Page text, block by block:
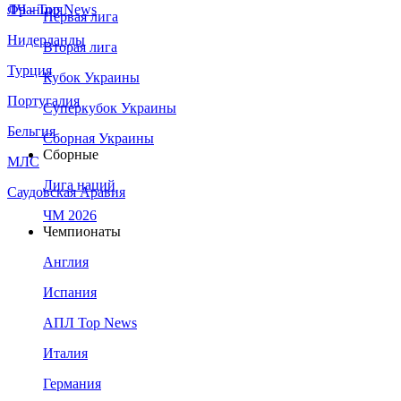
Франция
Нидерланды
Турция
Португалия
Бельгия
МЛС
Саудовская Аравия
ЛЧ - Top News
Первая лига
Вторая лига
Кубок Украины
Суперкубок Украины
Сборная Украины
Сборные
Лига наций
ЧМ 2026
Чемпионаты
Англия
Испания
АПЛ Top News
Италия
Германия